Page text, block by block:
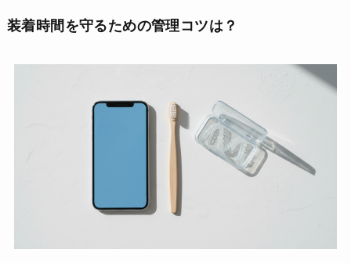
装着時間を守るための管理コツは？